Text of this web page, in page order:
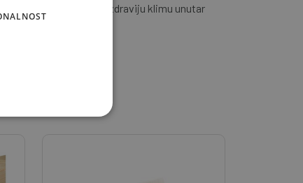
upotrebe osigurava zdraviju klimu unutar